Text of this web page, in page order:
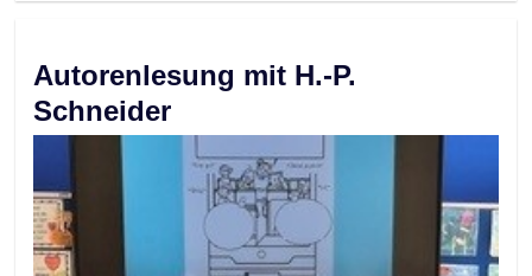
Autorenlesung mit H.-P.
Schneider